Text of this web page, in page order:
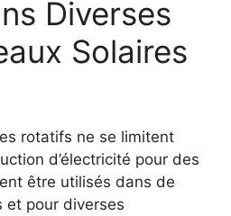
Diverses
Solaires
rotatifs ne se limitent
d’électricité pour des
être utilisés dans de
et pour diverses